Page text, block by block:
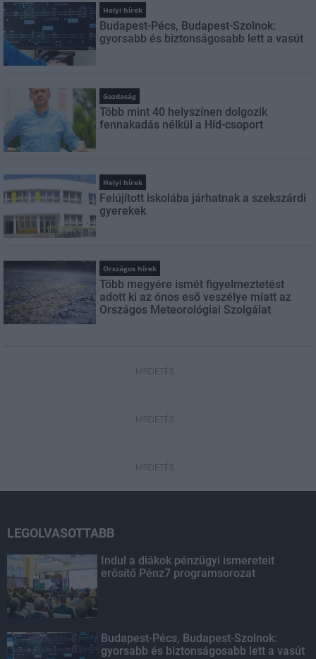
Helyi hírek
Budapest-Pécs, Budapest-Szolnok:
gyorsabb és biztonságosabb lett a vasút
Gazdaság
Több mint 40 helyszínen dolgozik
fennakadás nélkül a Híd-csoport
Helyi hírek
Felújított iskolába járhatnak a szekszárdi
gyerekek
Országos hírek
Több megyére ismét figyelmeztetést
adott ki az ónos eső veszélye miatt az
Országos Meteorológiai Szolgálat
HIRDETÉS
HIRDETÉS
HIRDETÉS
LEGOLVASOTTABB
Indul a diákok pénzügyi ismereteit
erősítő Pénz7 programsorozat
Budapest-Pécs, Budapest-Szolnok:
gyorsabb és biztonságosabb lett a vasút